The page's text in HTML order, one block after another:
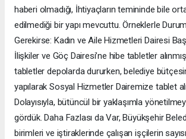
haberi olmadığı, İhtiyaçların temininde bile
edilmediği bir yapı mevcuttu. Örneklerle
Gerekirse: Kadın ve Aile Hizmetleri Dairesi
İlişkiler ve Göç Dairesi’ne hibe tabletler
tabletler depolarda dururken, belediye
yapılarak Sosyal Hizmetler Dairemize tablet
Dolayısıyla, bütüncül bir yaklaşımla
gördük. Daha Fazlası da Var, Büyükşehir
birimleri ve iştiraklerinde çalışan işçilerin